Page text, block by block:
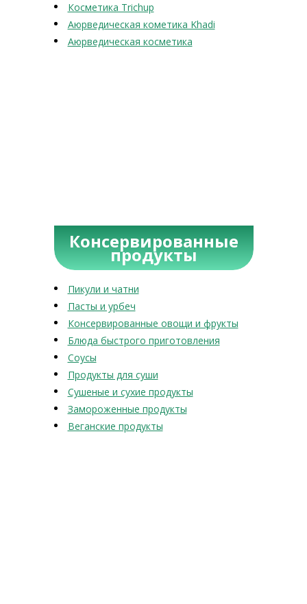
Косметика Trichup
Аюрведическая кометика Khadi
Аюрведическая косметика
Консервированные
продукты
Пикули и чатни
Пасты и урбеч
Консервированные овощи и фрукты
Блюда быстрого приготовления
Соусы
Продукты для суши
Сушеные и сухие продукты
Замороженные продукты
Веганские продукты